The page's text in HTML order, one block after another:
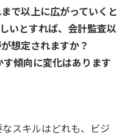
で以上に広がっていくと
いとすれば、会計監査以
想定されますか？
傾向に変化はあります
スキルはどれも、ビジ